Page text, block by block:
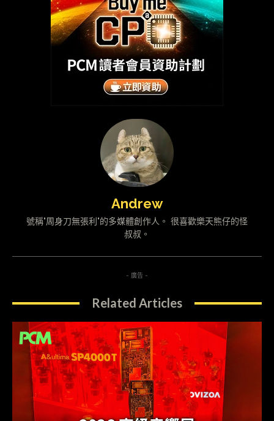
Andrew
號稱"周身刀無張利"的多媒體創作人。 很喜歡樂天熊仔的怪
叔叔。
- 廣告 -
Related Articles